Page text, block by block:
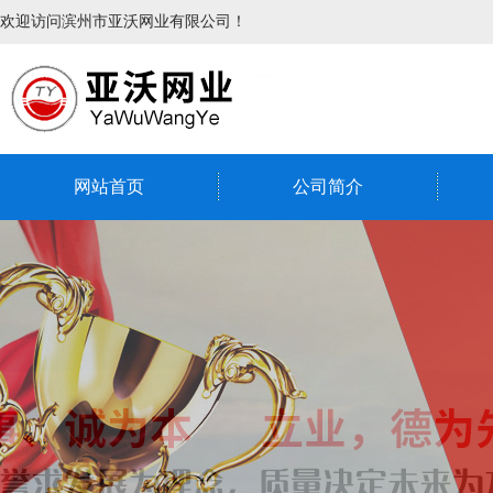
欢迎访问滨州市亚沃网业有限公司！
网站首页 公司简介